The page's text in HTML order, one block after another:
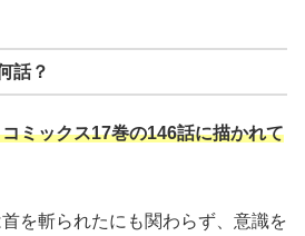
話？
ミックス17巻の146話に描かれて
を斬られたにも関わらず、意識を